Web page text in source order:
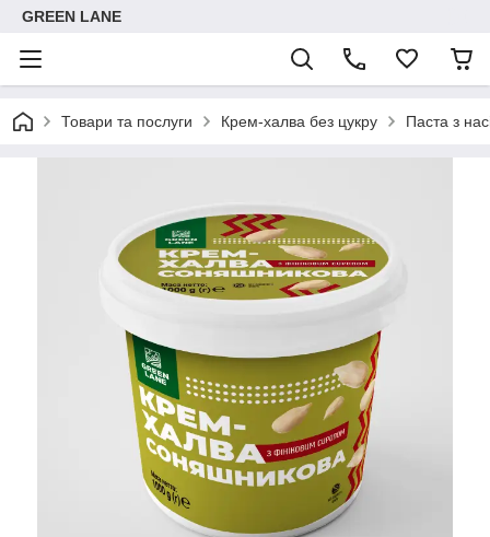
GREEN LANE
Товари та послуги Крем-халва без цукру Паста з